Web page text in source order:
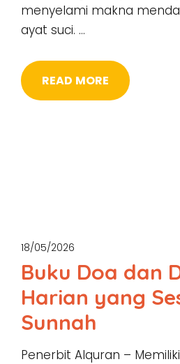
menyelami makna
ayat suci. …
READ MORE
18/05/2026
Buku Doa dan
Harian yang
Sunnah
Penerbit Alquran –